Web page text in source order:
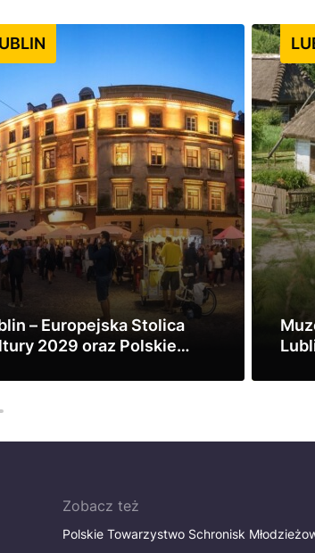
– Europejska Stolica
2029 oraz Polskie
Katowice 2027,
2028
Zobacz też
Polskie Towarzystwo Schronisk